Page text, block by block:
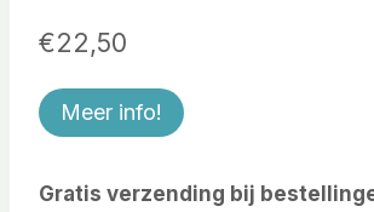
€22,50
Meer info!
Gratis verzending bij